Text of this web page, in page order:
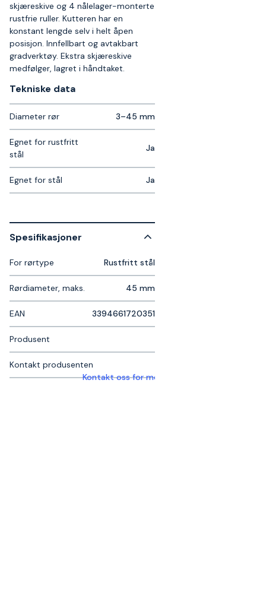
skjæreskive og 4 nålelager-monterte
rustfrie ruller. Kutteren har en
konstant lengde selv i helt åpen
posisjon. Innfellbart og avtakbart
gradverktøy. Ekstra skjæreskive
medfølger, lagret i håndtaket.
Tekniske data​
Diameter rør 3–45 mm
Egnet for rustfritt
stål
Ja
Egnet for stål Ja
Spesifikasjoner
For rørtype Rustfritt stål
Rørdiameter, maks. 45 mm
EAN 3394661720351
Produsent
Kontakt produsenten
Kontakt oss for mer informasjon